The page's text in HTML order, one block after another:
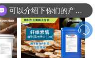
可以介绍下你们的产品么？